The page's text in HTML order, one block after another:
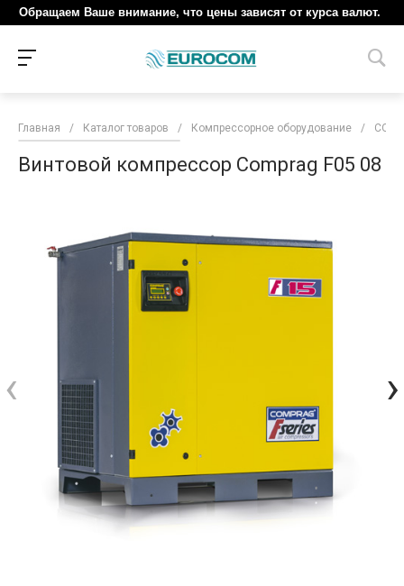
Обращаем Ваше внимание, что цены зависят от курса валют.
Главная / Каталог товаров / Компрессорное оборудование /
Винтовой компрессор Comprag F05 08
‹ ›